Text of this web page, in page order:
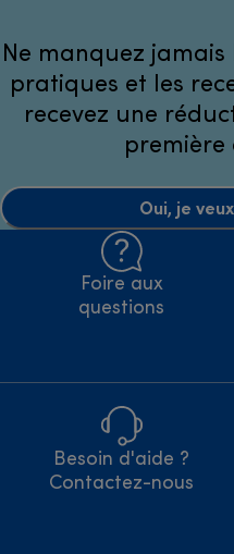
Ne manquez jamais
pratiques et les
recevez une
première
Oui, je
Foire aux
questions
Besoin d'aide ?
Contactez-nous